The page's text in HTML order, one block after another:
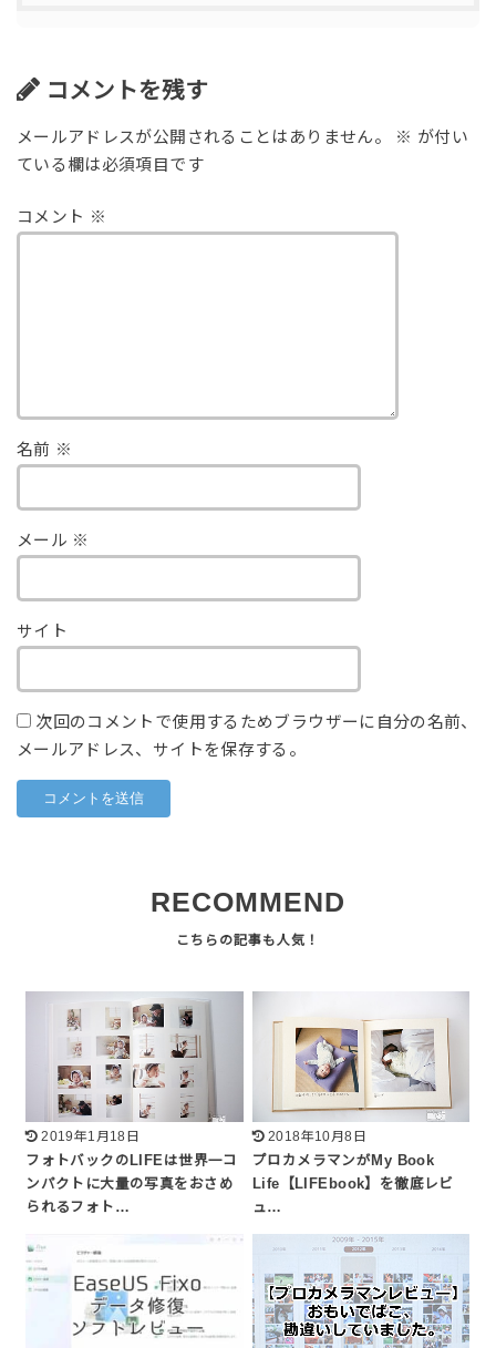
コメントを残す
メールアドレスが公開されることはありません。 ※ が付い
ている欄は必須項目です
コメント ※
名前 ※
メール ※
サイト
次回のコメントで使用するためブラウザーに自分の名前、
メールアドレス、サイトを保存する。
RECOMMEND
2019年1月18日
フォトバックのLIFEは世界一コ
ンパクトに大量の写真をおさめ
られるフォト…
2018年10月8日
プロカメラマンがMy Book
Life【LIFEbook】を徹底レビ
ュ…